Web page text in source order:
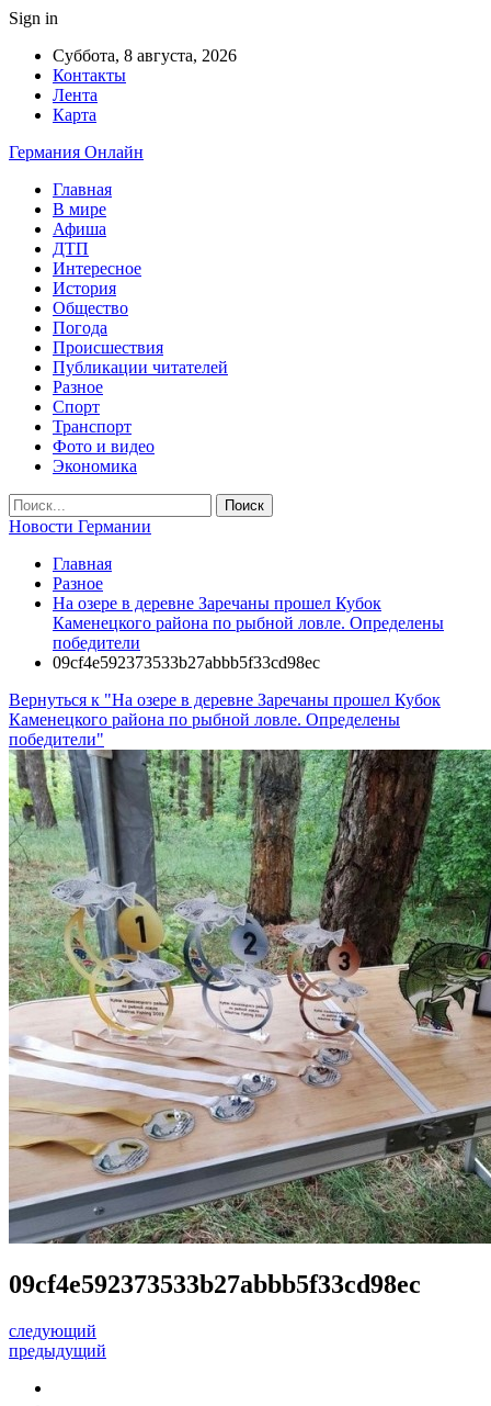
Sign in
Суббота, 8 августа, 2026
Контакты
Лента
Карта
Германия Онлайн
Главная
В мире
Афиша
ДТП
Интересное
История
Общество
Погода
Происшествия
Публикации читателей
Разное
Спорт
Транспорт
Фото и видео
Экономика
Новости Германии
Главная
Разное
На озере в деревне Заречаны прошел Кубок
Каменецкого района по рыбной ловле. Определены
победители
09cf4e592373533b27abbb5f33cd98ec
Вернуться к "На озере в деревне Заречаны прошел Кубок
Каменецкого района по рыбной ловле. Определены
победители"
09cf4e592373533b27abbb5f33cd98ec
следующий
предыдущий